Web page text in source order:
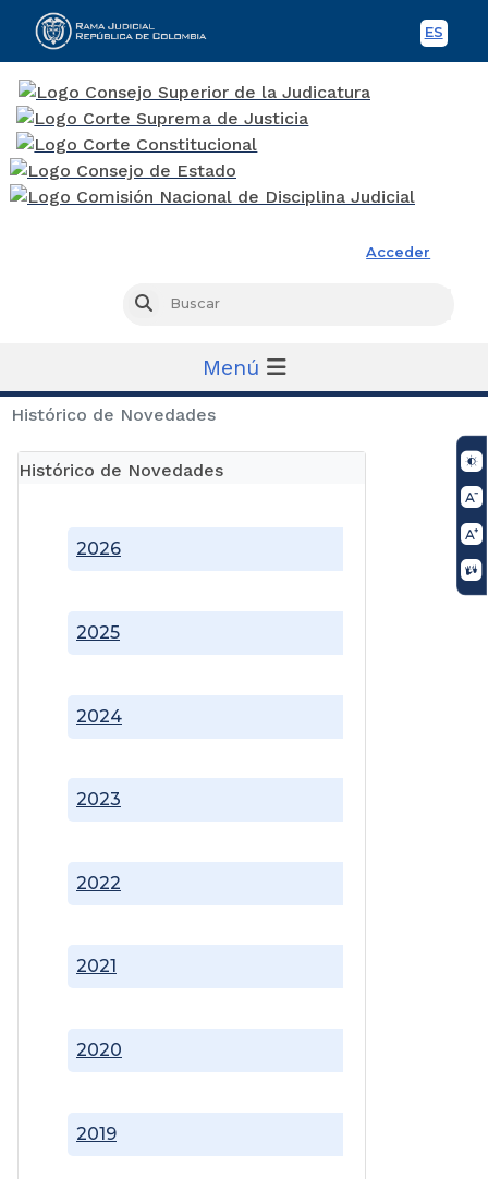
ES
Acceder
Buscar
Menú
Histórico de Novedades
Histórico de Novedades
2019
2020
2021
2022
2023
2024
2025
2026